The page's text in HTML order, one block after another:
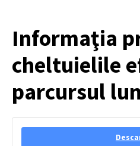
Informaţia
cheltuielile
parcursul